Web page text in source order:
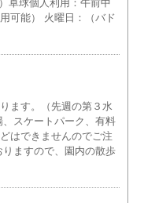
卓球個人利用：午前中
可能） 火曜日：（バド
ます。（先週の第３水
スケートパーク、有料
はできませんのでご注
ますので、園内の散歩